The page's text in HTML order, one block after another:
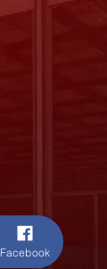
Facebook